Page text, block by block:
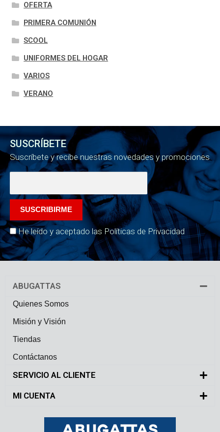
OFERTA
PRIMERA COMUNIÓN
SCOOL
UNIFORMES DEL HOGAR
VARIOS
VERANO
SUSCRÍBETE
Suscríbete y recibe nuestras novedades y promociones
He leído y aceptado las Políticas de Privacidad
ABUGATTAS
Quienes Somos
Misión y Visión
Tiendas
Contáctanos
SERVICIO AL CLIENTE
MI CUENTA